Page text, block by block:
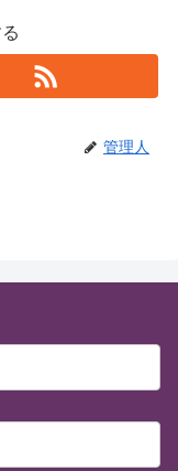
管理人